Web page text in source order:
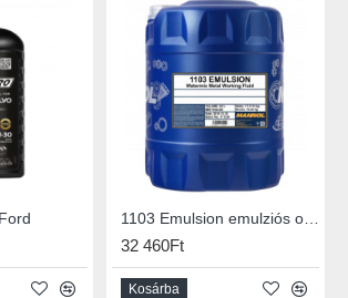
32 460Ft
Kosárba